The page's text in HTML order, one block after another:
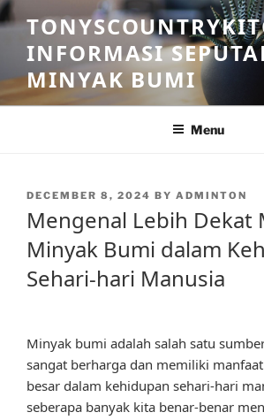
Skip
to
contentINFORMASI
MINYAK BUMI
Menu
POSTED
DECEMBER 8, 2024 BY ADMINTON
Mengenal Lebih Dekat
Minyak Bumi dalam
Sehari-hari Manusia
Minyak bumi adalah salah satu
sangat berharga dan memiliki
besar dalam kehidupan sehari-hari
seberapa banyak kita benar-benar